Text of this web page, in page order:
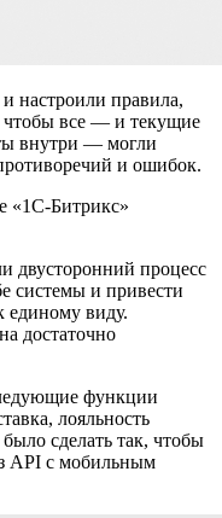
настроили правила,
чтобы все — и текущие
внутри — могли
и ошибок.
«1С-Битрикс»
двусторонний процесс
системы и привести
единому виду.
достаточно
функции
лояльность
сделать так, чтобы
API с мобильным